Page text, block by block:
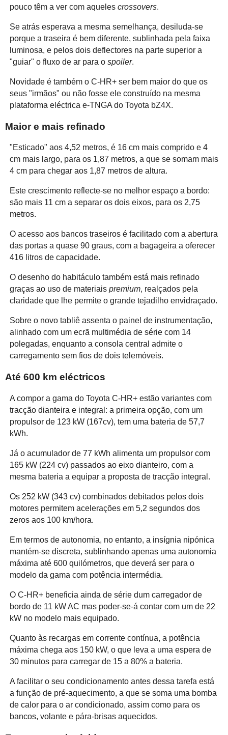
pouco têm a ver com aqueles crossovers.
Se atrás esperava a mesma semelhança, desiluda-se
porque a traseira é bem diferente, sublinhada pela faixa
luminosa, e pelos dois deflectores na parte superior a
"guiar" o fluxo de ar para o spoiler.
Novidade é também o C-HR+ ser bem maior do que os
seus "irmãos" ou não fosse ele construído na mesma
plataforma eléctrica e-TNGA do Toyota bZ4X.
Maior e mais refinado
"Esticado" aos 4,52 metros, é 16 cm mais comprido e 4
cm mais largo, para os 1,87 metros, a que se somam mais
4 cm para chegar aos 1,87 metros de altura.
Este crescimento reflecte-se no melhor espaço a bordo:
são mais 11 cm a separar os dois eixos, para os 2,75
metros.
O acesso aos bancos traseiros é facilitado com a abertura
das portas a quase 90 graus, com a bagageira a oferecer
416 litros de capacidade.
O desenho do habitáculo também está mais refinado
graças ao uso de materiais premium, realçados pela
claridade que lhe permite o grande tejadilho envidraçado.
Sobre o novo tabliê assenta o painel de instrumentação,
alinhado com um ecrã multimédia de série com 14
polegadas, enquanto a consola central admite o
carregamento sem fios de dois telemóveis.
Até 600 km eléctricos
A compor a gama do Toyota C-HR+ estão variantes com
tracção dianteira e integral: a primeira opção, com um
propulsor de 123 kW (167cv), tem uma bateria de 57,7
kWh.
Já o acumulador de 77 kWh alimenta um propulsor com
165 kW (224 cv) passados ao eixo dianteiro, com a
mesma bateria a equipar a proposta de tracção integral.
Os 252 kW (343 cv) combinados debitados pelos dois
motores permitem acelerações em 5,2 segundos dos
zeros aos 100 km/hora.
Em termos de autonomia, no entanto, a insígnia nipónica
mantém-se discreta, sublinhando apenas uma autonomia
máxima até 600 quilómetros, que deverá ser para o
modelo da gama com potência intermédia.
O C-HR+ beneficia ainda de série dum carregador de
bordo de 11 kW AC mas poder-se-á contar com um de 22
kW no modelo mais equipado.
Quanto às recargas em corrente contínua, a potência
máxima chega aos 150 kW, o que leva a uma espera de
30 minutos para carregar de 15 a 80% a bateria.
A facilitar o seu condicionamento antes dessa tarefa está
a função de pré-aquecimento, a que se soma uma bomba
de calor para o ar condicionado, assim como para os
bancos, volante e pára-brisas aquecidos.